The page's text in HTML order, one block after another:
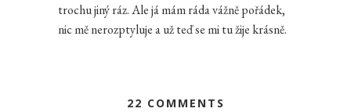
trochu jiný ráz. Ale já mám ráda vážně pořádek,
nic mě nerozptyluje a už teď se mi tu žije krásně.
22 COMMENTS